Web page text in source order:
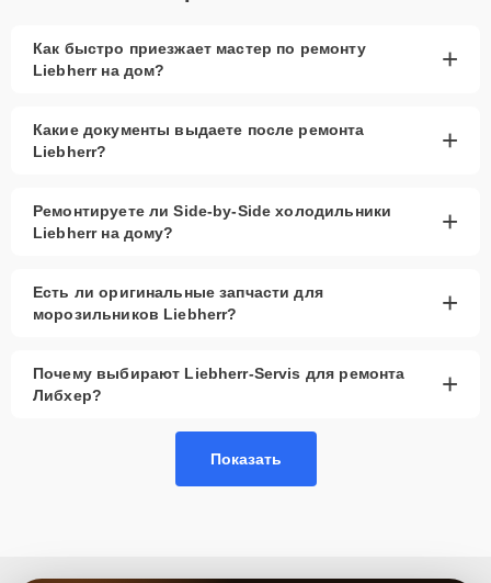
Как быстро приезжает мастер по ремонту
Liebherr на дом?
+
Какие документы выдаете после ремонта
Liebherr?
+
Ремонтируете ли Side-by-Side холодильники
Liebherr на дому?
+
Есть ли оригинальные запчасти для
морозильников Liebherr?
+
Почему выбирают Liebherr-Servis для ремонта
Либхер?
+
Показать